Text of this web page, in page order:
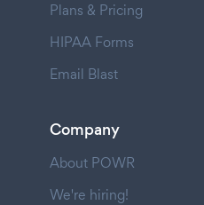
Plans & Pricing
HIPAA Forms
Email Blast
Company
About POWR
We're hiring!